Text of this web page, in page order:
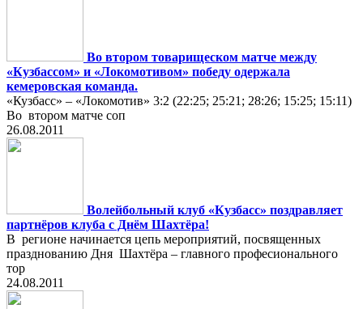
Во втором товарищеском матче между
«Кузбассом» и «Локомотивом» победу одержала
кемеровская команда.
«Кузбасс» – «Локомотив» 3:2 (22:25; 25:21; 28:26; 15:25; 15:11)
Во втором матче соп
26.08.2011
Волейбольный клуб «Кузбасс» поздравляет
партнёров клуба с Днём Шахтёра!
В регионе начинается цепь мероприятий, посвященных
празднованию Дня Шахтёра – главного професионального
тор
24.08.2011